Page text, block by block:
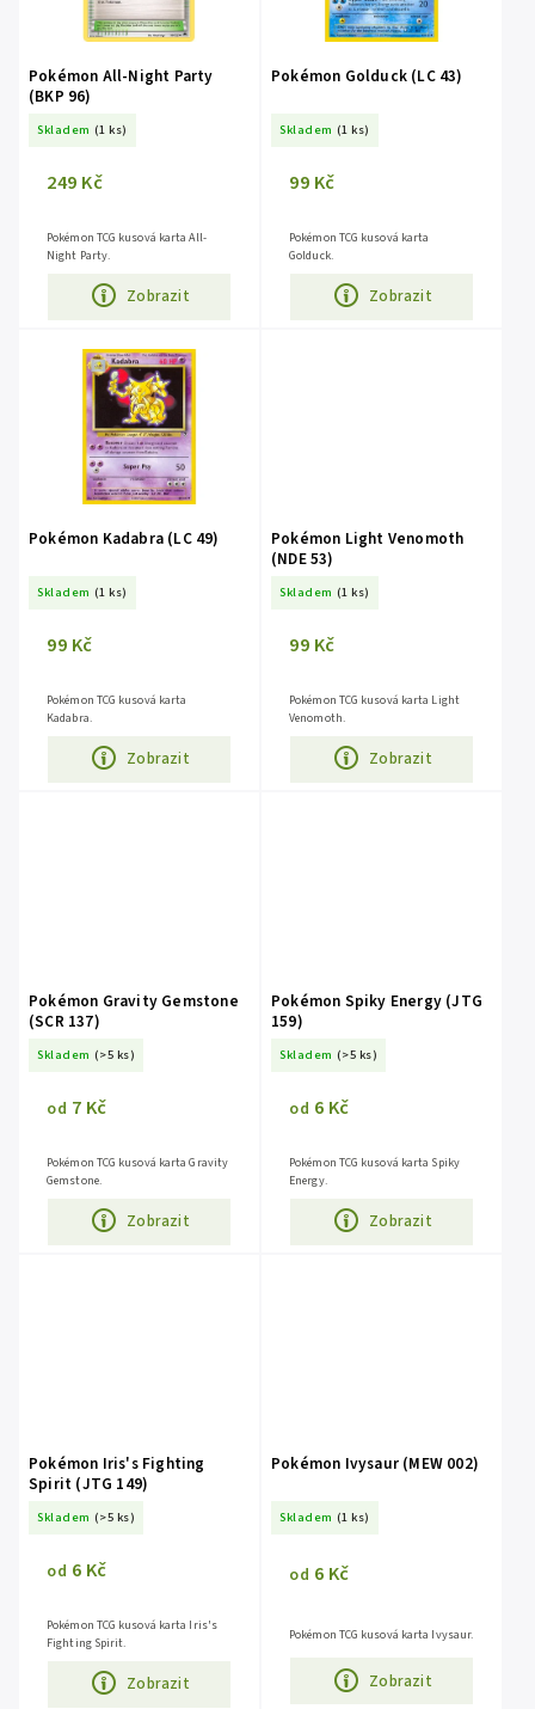
Pokémon All-Night Party
(BKP 96)
Skladem (1 ks)
249 Kč
Zobrazit
Pokémon TCG kusová karta All-
Night Party.
Pokémon Golduck (LC 43)
Skladem (1 ks)
99 Kč
Zobrazit
Pokémon TCG kusová karta
Golduck.
Pokémon Kadabra (LC 49)
Skladem (1 ks)
99 Kč
Zobrazit
Pokémon TCG kusová karta
Kadabra.
Pokémon Light Venomoth
(NDE 53)
Skladem (1 ks)
99 Kč
Zobrazit
Pokémon TCG kusová karta Light
Venomoth.
Pokémon Gravity Gemstone
(SCR 137)
Skladem (>5 ks)
od 7 Kč
Zobrazit
Pokémon TCG kusová karta Gravity
Gemstone.
Pokémon Spiky Energy (JTG
159)
Skladem (>5 ks)
od 6 Kč
Zobrazit
Pokémon TCG kusová karta Spiky
Energy.
Pokémon Iris's Fighting
Spirit (JTG 149)
Skladem (>5 ks)
od 6 Kč
Zobrazit
Pokémon TCG kusová karta Iris's
Fighting Spirit.
Pokémon Ivysaur (MEW 002)
Skladem (1 ks)
od 6 Kč
Zobrazit
Pokémon TCG kusová karta Ivysaur.